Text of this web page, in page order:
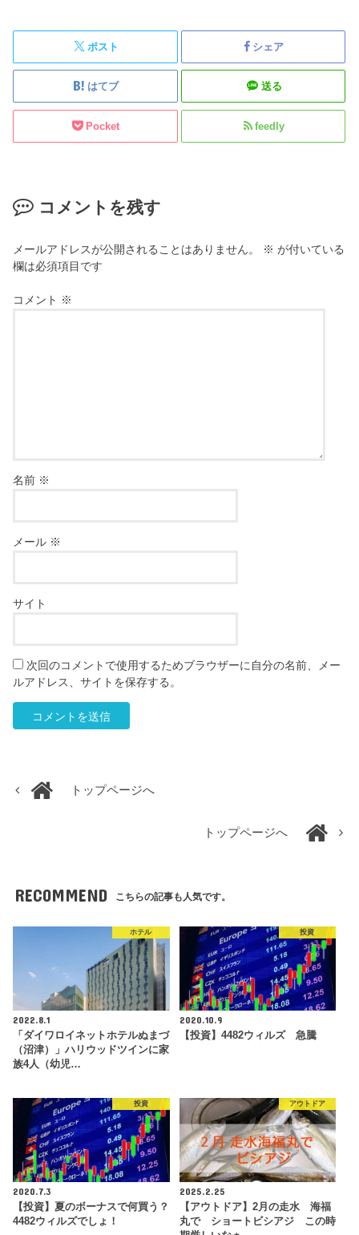
ポスト シェア
はてブ 送る
Pocket feedly
コメントを残す
メールアドレスが公開されることはありません。 ※ が付いている
欄は必須項目です
コメント ※
名前 ※
メール ※
サイト
次回のコメントで使用するためブラウザーに自分の名前、メー
ルアドレス、サイトを保存する。
トップページへ
トップページへ
RECOMMEND こちらの記事も人気です。
ホテル
2022.8.1
「ダイワロイネットホテルぬまづ
（沼津）」ハリウッドツインに家
族4人（幼児…
投資
2020.10.9
【投資】4482ウィルズ 急騰
投資
2020.7.3
【投資】夏のボーナスで何買う？
4482ウィルズでしょ！
アウトドア
2025.2.25
【アウトドア】2月の走水 海福
丸で ショートビシアジ この時